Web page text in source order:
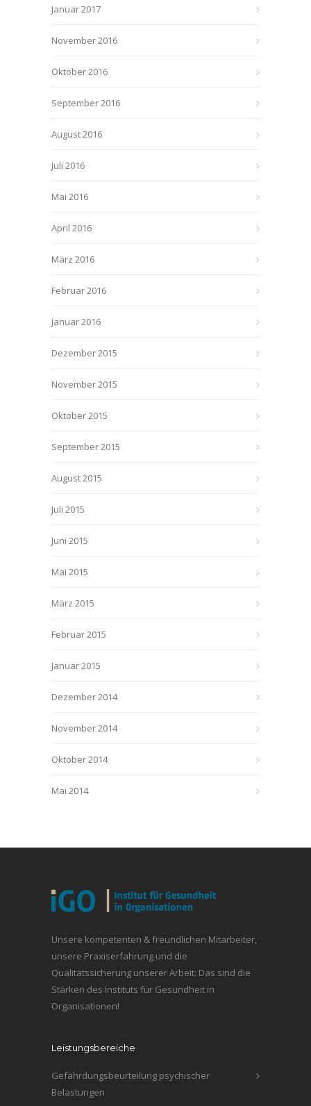
Januar 2017
November 2016
Oktober 2016
September 2016
August 2016
Juli 2016
Mai 2016
April 2016
März 2016
Februar 2016
Januar 2016
Dezember 2015
November 2015
Oktober 2015
September 2015
August 2015
Juli 2015
Juni 2015
Mai 2015
März 2015
Februar 2015
Januar 2015
Dezember 2014
November 2014
Oktober 2014
Mai 2014
Unsere kompetenten & freundlichen Mitarbeiter,
unsere Praxiserfahrung und die
Qualitätssicherung unserer Arbeit: Das sind die
Stärken des Instituts für Gesundheit in
Organisationen!
Leistungsbereiche
Gefährdungsbeurteilung psychischer
Belastungen